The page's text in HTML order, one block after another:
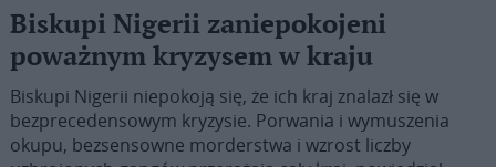
Biskupi Nigerii zaniepokojeni
poważnym kryzysem w kraju
Biskupi Nigerii niepokoją się, że ich kraj znalazł się w
bezprecedensowym kryzysie. Porwania i wymuszenia
okupu, bezsensowne morderstwa i wzrost liczby